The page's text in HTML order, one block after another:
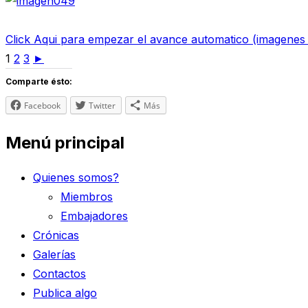
Click Aqui para empezar el avance automatico
1 2 3 ►
Comparte ésto:
Facebook Twitter Más
Menú principal
Quienes somos?
Miembros
Embajadores
Crónicas
Galerías
Contactos
Publica algo